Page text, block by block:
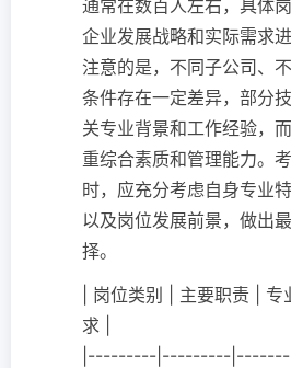
通常在数百人左右，具体
企业发展战略和实际需求
注意的是，不同子公司、
条件存在一定差异，部分
关专业背景和工作经验，
重综合素质和管理能力。
时，应充分考虑自身专业
以及岗位发展前景，做出
择。
| 岗位类别 | 主要职责 |
求 |
|---------|---------